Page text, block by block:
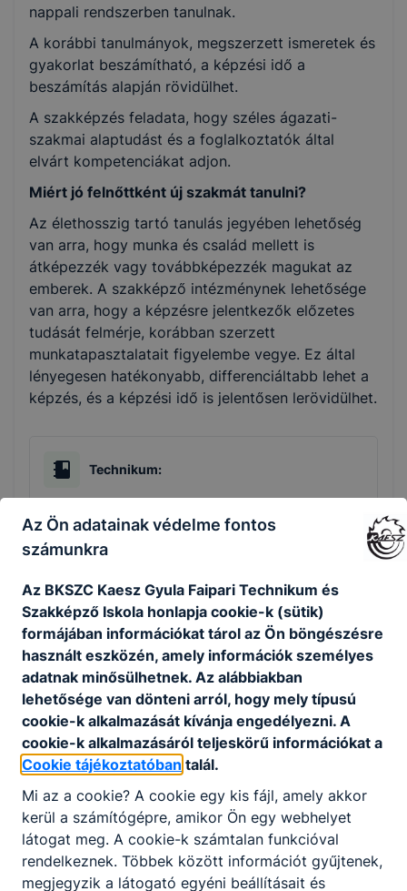
nappali rendszerben tanulnak.
A korábbi tanulmányok, megszerzett ismeretek és
gyakorlat beszámítható, a képzési idő a
beszámítás alapján rövidülhet.
A szakképzés feladata, hogy széles ágazati-
szakmai alaptudást és a foglalkoztatók által
elvárt kompetenciákat adjon.
Miért jó felnőttként új szakmát tanulni?
Az élethosszig tartó tanulás jegyében lehetőség
van arra, hogy munka és család mellett is
átképezzék vagy továbbképezzék magukat az
emberek. A szakképző intézménynek lehetősége
van arra, hogy a képzésre jelentkezők előzetes
tudását felmérje, korábban szerzett
munkatapasztalatait figyelembe vegye. Ez által
lényegesen hatékonyabb, differenciáltabb lehet a
képzés, és a képzési idő is jelentősen lerövidülhet.
Technikum:
A technikum kizárólag szakmai vizsgára
felkészítő képzéseire érettségi végzettséggel
lehet jelentkezni. A képzési idő főszabály
szerint 2 év, de a fent leírtak szerint rövidebb
is lehet. A képzés ágazati alapoktatásból és
szakirányú oktatásból áll. Utóbbi a képzésben
részt vevőt foglalkoztató vállalatnál is
történhet, munkaszerződése megfelelő
módosításával. A szakmai vizsga sikeres
teljesítésével államilag elismert
szakképzettséget igazoló oklevelet szerezhet
a tanuló, illetve a képzésben részt vevő.
Szakképző iskola:
Az Ön adatainak védelme fontos
számunkra
Az BKSZC Kaesz Gyula Faipari Technikum és
Szakképző Iskola honlapja cookie-k (sütik)
formájában információkat tárol az Ön böngészésre
használt eszközén, amely információk személyes
adatnak minősülhetnek. Az alábbiakban
lehetősége van dönteni arról, hogy mely típusú
cookie-k alkalmazását kívánja engedélyezni. A
cookie-k alkalmazásáról teljeskörű információkat a
Cookie tájékoztatóban talál.
Mi az a cookie? A cookie egy kis fájl, amely akkor
kerül a számítógépre, amikor Ön egy webhelyet
látogat meg. A cookie-k számtalan funkcióval
rendelkeznek. Többek között információt gyűjtenek,
megjegyzik a látogató egyéni beállításait és